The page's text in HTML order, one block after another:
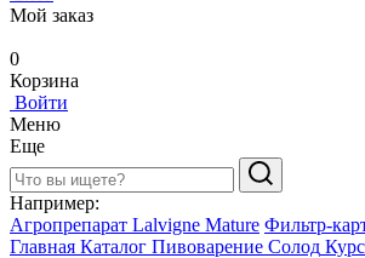
Мой заказ
0
Корзина
Войти
Меню
Еще
Например:
Агропрепарат Lalvigne Mature Фильтр-
Главная Каталог Пивоварение Солод